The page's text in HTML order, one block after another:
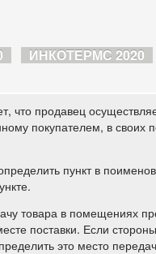
ИНКОТЕРМС 2020
что продавец
покупателем, в
пункт в
товара в помещениях
поставки. Если
это место